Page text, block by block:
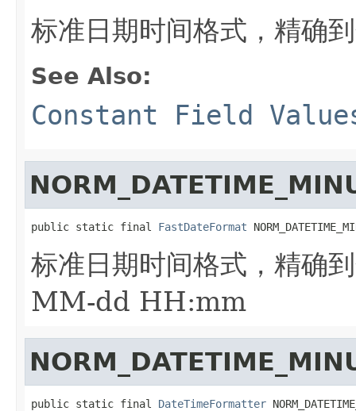
标准日期时间格式，精
See Also:
Constant Field
public static final FastDateFormat
标准日期时间格式，精确
MM-dd HH:mm
public static final DateTimeFormatter